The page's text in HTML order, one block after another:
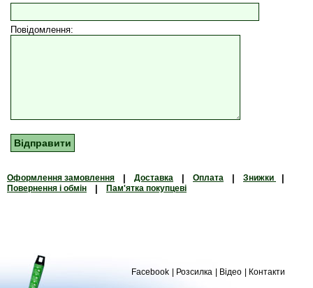
Повідомлення:
Оформлення замовлення | Доставка | Оплата | Знижки |
Повернення і обмін | Пам'ятка покупцеві
Facebook Розсилка Відео Контакти